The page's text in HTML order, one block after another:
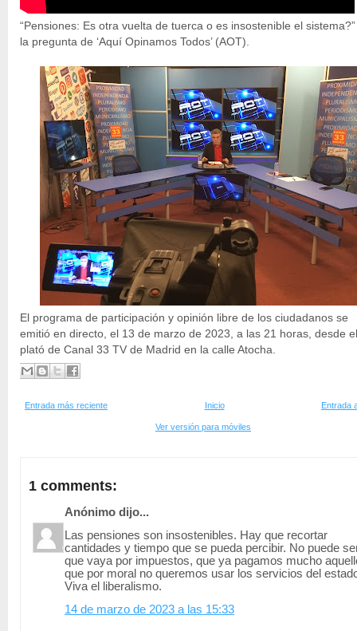
“Pensiones: Es otra vuelta de tuerca o es insostenible el
la pregunta de ‘Aquí Opinamos Todos’ (AOT).
El programa de participación y opinión libre de los ciudadanos se
emitió en directo, el 13 de marzo de 2023, a las 21 horas, desde el
plató de Canal 33 TV de Madrid en la calle Atocha.
Entrada más reciente Entrada
Inicio
Ver versión para móviles
1 comments:
Anónimo dijo...
Las pensiones son insostenibles. Hay que recortar
cantidades y tiempo que se pueda percibir. No puede
que vaya por impuestos, que ya pagamos mucho
que por moral no queremos usar los servicios del
Viva el liberalismo.
14 de marzo de 2023 a las 15:33